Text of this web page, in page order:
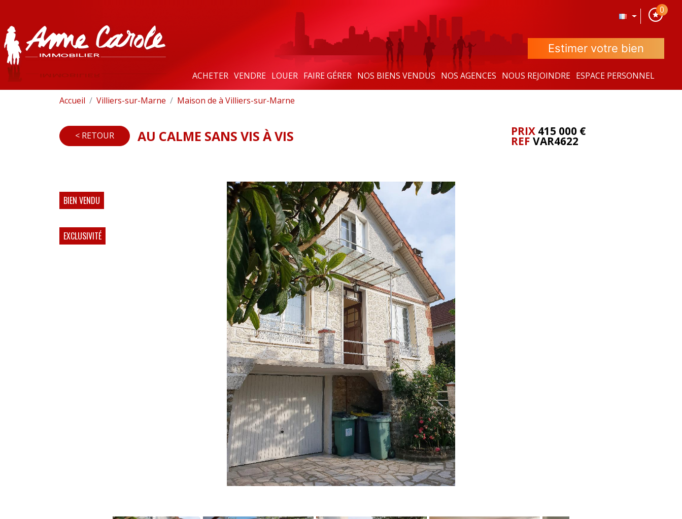
ACHETER VENDRE LOUER FAIRE GÉRER NOS BIENS VENDUS NOS AGENCES NOUS REJOINDRE ESPACE PERSONNEL
0
Estimer votre bien
Accueil Villiers-sur-Marne Maison de à Villiers-sur-Marne
< RETOUR AU CALME SANS VIS À VIS PRIX 415 000 €
REF VAR4622
BIEN VENDU
EXCLUSIVITÉ